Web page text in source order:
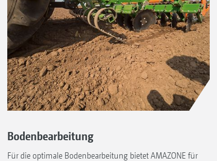
Bodenbearbeitung
Für die optimale Bodenbearbeitung bietet AMAZONE für